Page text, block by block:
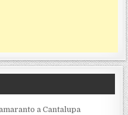
a Cantalupa